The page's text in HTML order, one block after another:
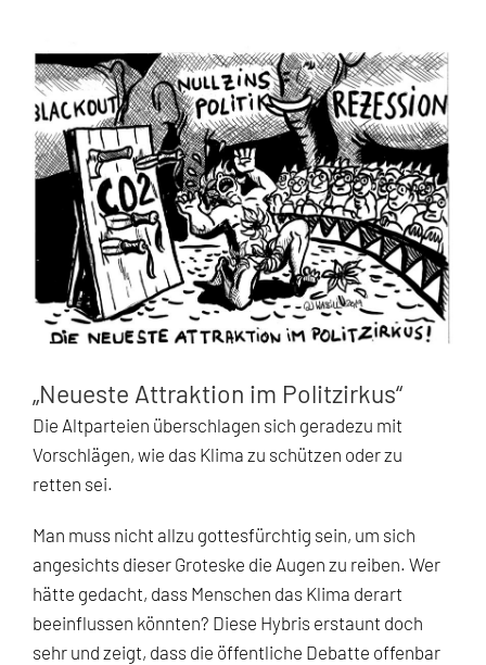
Zeige
grösseres
Bild
„Neueste Attraktion im Politzirkus“
Die Altparteien überschlagen sich geradezu mit
Vorschlägen, wie das Klima zu schützen oder zu
retten sei.
Man muss nicht allzu gottesfürchtig sein, um sich
angesichts dieser Groteske die Augen zu reiben. Wer
hätte gedacht, dass Menschen das Klima derart
beeinflussen könnten? Diese Hybris erstaunt doch
sehr und zeigt, dass die öffentliche Debatte offenbar